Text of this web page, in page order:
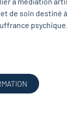
de soin destiné
psychique.